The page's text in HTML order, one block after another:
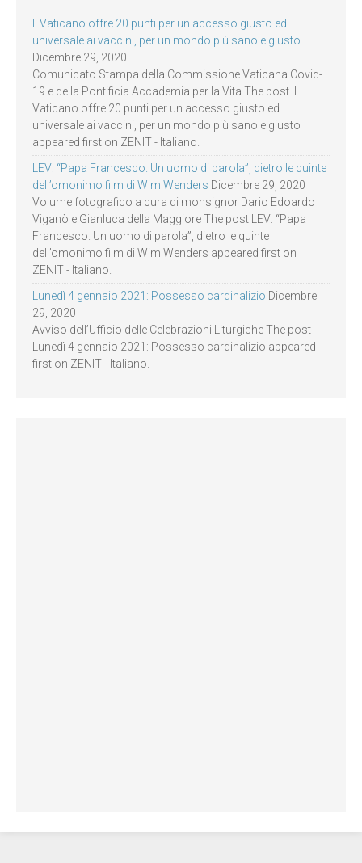
Il Vaticano offre 20 punti per un accesso giusto ed
universale ai vaccini, per un mondo più sano e giusto
Dicembre 29, 2020
Comunicato Stampa della Commissione Vaticana Covid-
19 e della Pontificia Accademia per la Vita The post Il
Vaticano offre 20 punti per un accesso giusto ed
universale ai vaccini, per un mondo più sano e giusto
appeared first on ZENIT - Italiano.
LEV: “Papa Francesco. Un uomo di parola”, dietro le quinte
dell’omonimo film di Wim Wenders Dicembre 29, 2020
Volume fotografico a cura di monsignor Dario Edoardo
Viganò e Gianluca della Maggiore The post LEV: “Papa
Francesco. Un uomo di parola”, dietro le quinte
dell’omonimo film di Wim Wenders appeared first on
ZENIT - Italiano.
Lunedì 4 gennaio 2021: Possesso cardinalizio Dicembre
29, 2020
Avviso dell’Ufficio delle Celebrazioni Liturgiche The post
Lunedì 4 gennaio 2021: Possesso cardinalizio appeared
first on ZENIT - Italiano.